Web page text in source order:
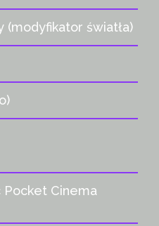
(modyfikator światła)
Pocket Cinema